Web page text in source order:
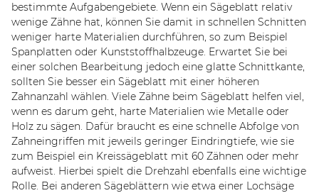
bestimmte Aufgabengebiete. Wenn ein Sägeblatt relativ
wenige Zähne hat, können Sie damit in schnellen Schnitten
weniger harte Materialien durchführen, so zum Beispiel
Spanplatten oder Kunststoffhalbzeuge. Erwartet Sie bei
einer solchen Bearbeitung jedoch eine glatte Schnittkante,
sollten Sie besser ein Sägeblatt mit einer höheren
Zahnanzahl wählen. Viele Zähne beim Sägeblatt helfen viel,
wenn es darum geht, harte Materialien wie Metalle oder
Holz zu sägen. Dafür braucht es eine schnelle Abfolge von
Zahneingriffen mit jeweils geringer Eindringtiefe, wie sie
zum Beispiel ein Kreissägeblatt mit 60 Zähnen oder mehr
aufweist. Hierbei spielt die Drehzahl ebenfalls eine wichtige
Rolle. Bei anderen Sägeblättern wie etwa einer Lochsäge